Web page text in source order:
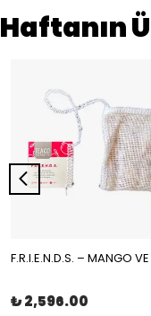
Haftanın
₺ 2,596.00